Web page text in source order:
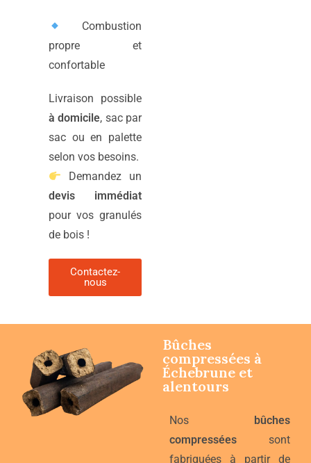
Combustion
propre et
confortable
Livraison possible
à domicile, sac par
sac ou en palette
selon vos besoins.
Demandez un
devis immédiat
pour vos granulés
de bois !
Contactez-
nous
Bûches
compressées à
Échebrune et
alentours
Nos
bûches
compressées sont
fabriquées à partir de